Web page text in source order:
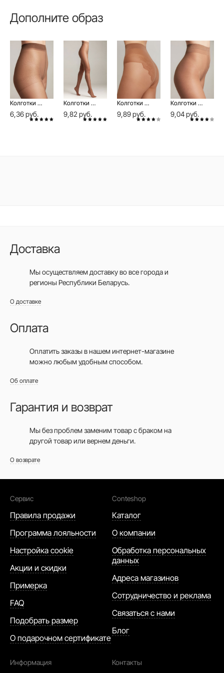
Дополните образ
Колготки женские с шортиками NUANCE 20 Lycra®
6,36 руб.
Колготки женские с эффектом "нежный шелк" PRESTIGE 40 Lycra®
9,82 руб.
Колготки женские с имитацией ажурных трусиков BIKINI 40 Lycra®
9,89 руб.
Колготки женские с эффектом "нежный шелк" PRESTIGE 20 Lycra®
9,04 руб.
Доставка
Мы осуществляем доставку во все городаи
регионы Республики Беларусь.
О доставке
Оплата
Оплатить заказы в нашем интернет-магазине
можно любым удобным способом.
Об оплате
Гарантия и возврат
Мы без проблем заменим товар с браком на
другой товар или вернем деньги.
О возврате
Сервис
Правила продажи
Программа лояльности
Настройка cookie
Акции и скидки
Примерка
FAQ
Подобрать размер
О подарочном сертификате
Conteshop
Каталог
О компании
Обработка персональных
данных
Адреса магазинов
Сотрудничество и реклама
Связаться с нами
Блог
Информация Контакты